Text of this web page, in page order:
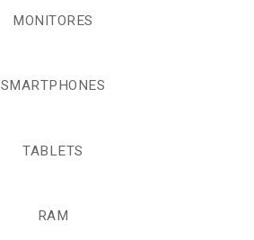
MONITORES
SMARTPHONES
TABLETS
RAM